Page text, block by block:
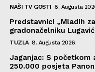
NAŠI TV GOSTI 8. Augusta
Predstavnici „Mladih
gradonačelniku
TUZLA 8. Augusta 2026.
Jaganjac: S početkom
250.000 posjeta